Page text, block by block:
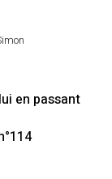
en passant